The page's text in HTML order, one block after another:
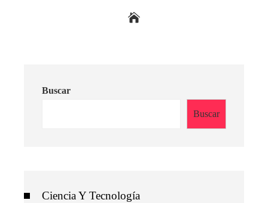
Buscar
Buscar
Ciencia Y Tecnología